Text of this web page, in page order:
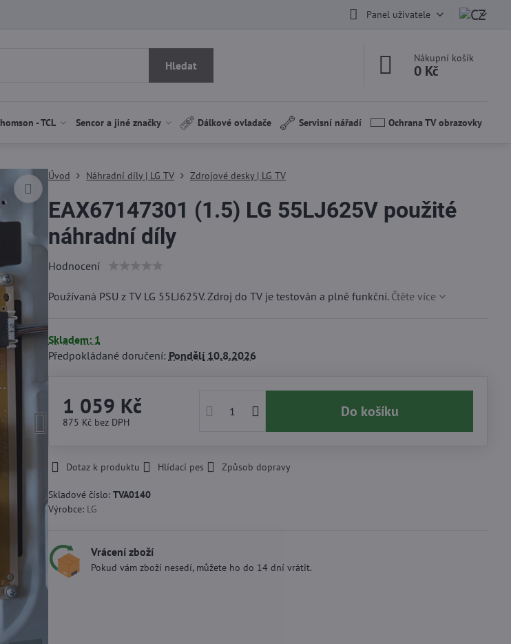
Panel uživatele
Hledat
Nákupní košík
0 Kč
- TCL Sencor a jiné značky Dálkové ovladače Servisní nářadí Ochrana TV obrazovky
Úvod Náhradní díly | LG TV Zdrojové desky | LG TV
EAX67147301 (1.5) LG 55LJ625V použité
náhradní díly
Hodnocení
Používaná PSU z TV LG 55LJ625V. Zdroj do TV je testován a plně funkční. Čtěte více
Skladem: 1
Předpokládané doručení: Pondělí10.8.2026
1 059 Kč
875 Kč bez DPH
Do košíku
Dotaz k produktu Hlídací pes Způsob dopravy
Skladové číslo: TVA0140
Výrobce: LG
Vrácení zboží
Pokud vám zboží nesedí, můžete ho do 14 dní vrátit.